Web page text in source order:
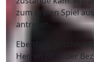
zum ersten Spiel
antreten.
Ebenfalls
Herren 60 in der